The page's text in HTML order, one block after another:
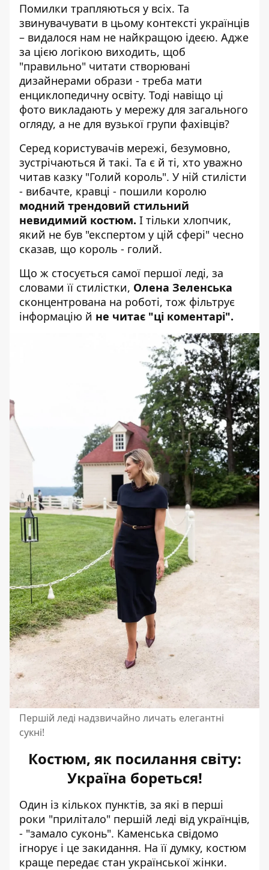
Помилки трапляються у всіх. Та
звинувачувати в цьому контексті українців
– видалося нам не найкращою ідеєю. Адже
за цією логікою виходить, щоб
"правильно" читати створювані
дизайнерами образи - треба мати
енциклопедичну освіту. Тоді навіщо ці
фото викладають у мережу для загального
огляду, а не для вузької групи фахівців?
Серед користувачів мережі, безумовно,
зустрічаються й такі. Та є й ті, хто уважно
читав казку "Голий король". У ній стилісти
- вибачте, кравці - пошили королю
модний трендовий стильний
невидимий костюм. І тільки хлопчик,
який не був "експертом у цій сфері" чесно
сказав, що король - голий.
Що ж стосується самої першої леді, за
словами її стилістки, Олена Зеленська
сконцентрована на роботі, тож фільтрує
інформацію й не читає "ці коментарі".
Першій леді надзвичайно личать елегантні
сукні!
Костюм, як посилання світу:
Україна бореться!
Один із кількох пунктів, за які в перші
роки "прилітало" першій леді від українців,
- "замало суконь". Каменська свідомо
ігнорує і це закидання. На її думку, костюм
краще передає стан української жінки.